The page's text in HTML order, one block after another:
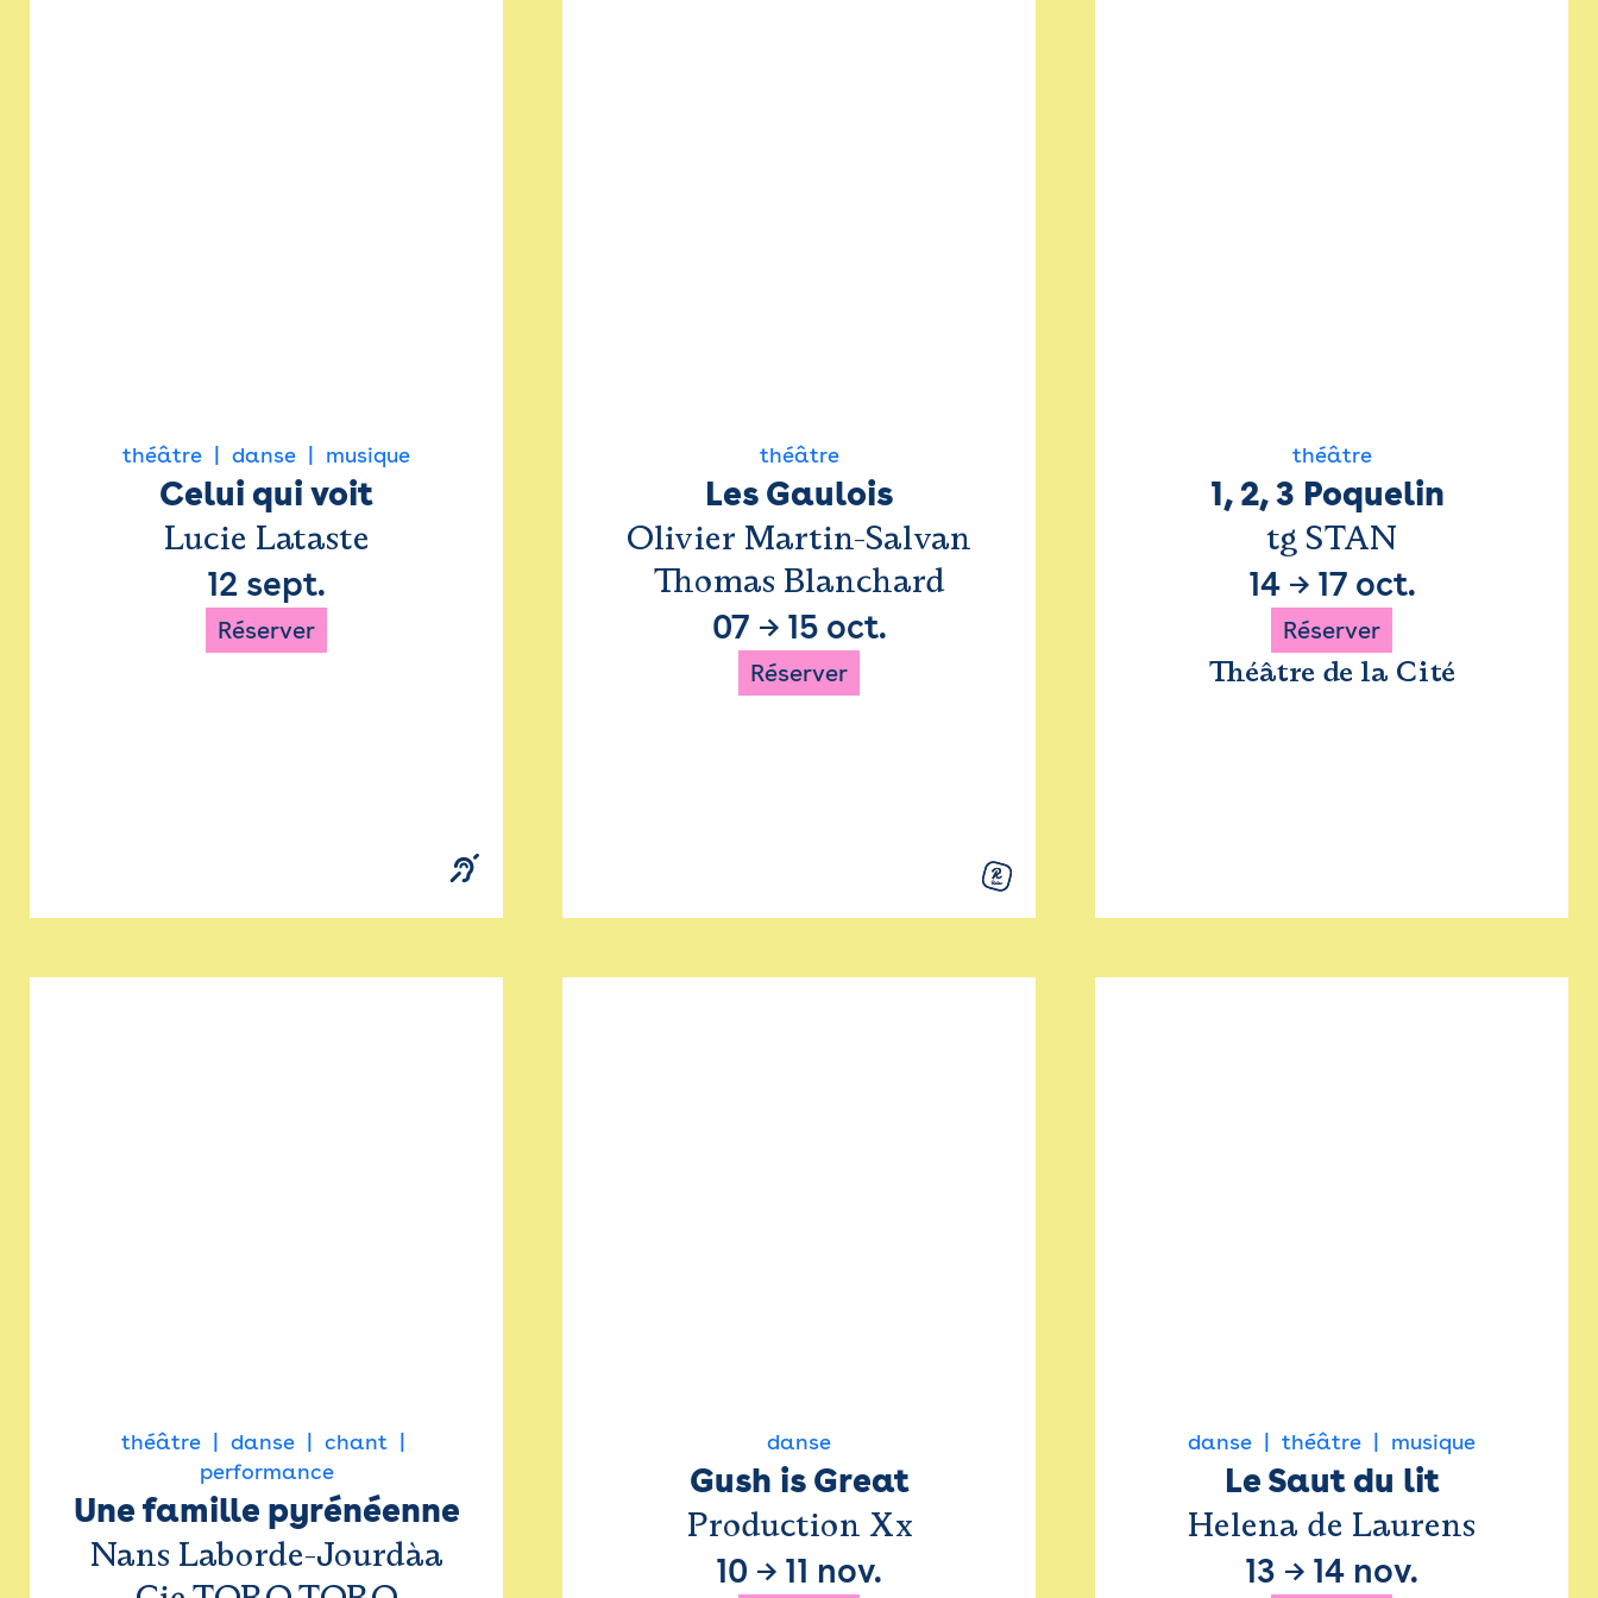
théâtre danse musique
Celui qui voit
Lucie Lataste
12 sept.
Réserver
théâtre
Les Gaulois
Olivier Martin-Salvan
Thomas Blanchard
07 → 15 oct.
Réserver
théâtre
1, 2, 3 Poquelin
tg STAN
14→ 17 oct.
Réserver
Théâtre de la Cité
théâtre danse
chant
performance
Une famille pyrénéenne
Nans Laborde-Jourdàa
danse
Gush is Great
Production Xx
10 → 11 nov.
danse théâtre musique
Le Saut du lit
Helena de Laurens
13 → 14 nov.